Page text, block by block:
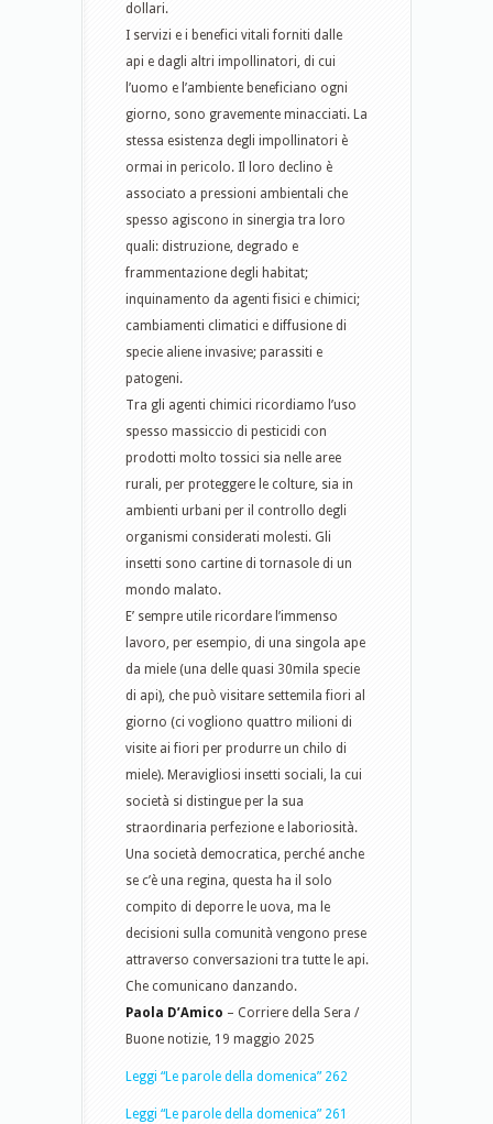
dollari.
I servizi e i benefici vitali forniti dalle
api e dagli altri impollinatori, di cui
l’uomo e l’ambiente beneficiano ogni
giorno, sono gravemente minacciati. La
stessa esistenza degli impollinatori è
ormai in pericolo. Il loro declino è
associato a pressioni ambientali che
spesso agiscono in sinergia tra loro
quali: distruzione, degrado e
frammentazione degli habitat;
inquinamento da agenti fisici e chimici;
cambiamenti climatici e diffusione di
specie aliene invasive; parassiti e
patogeni.
Tra gli agenti chimici ricordiamo l’uso
spesso massiccio di pesticidi con
prodotti molto tossici sia nelle aree
rurali, per proteggere le colture, sia in
ambienti urbani per il controllo degli
organismi considerati molesti. Gli
insetti sono cartine di tornasole di un
mondo malato.
E’ sempre utile ricordare l’immenso
lavoro, per esempio, di una singola ape
da miele (una delle quasi 30mila specie
di api), che può visitare settemila fiori al
giorno (ci vogliono quattro milioni di
visite ai fiori per produrre un chilo di
miele). Meravigliosi insetti sociali, la cui
società si distingue per la sua
straordinaria perfezione e laboriosità.
Una società democratica, perché anche
se c’è una regina, questa ha il solo
compito di deporre le uova, ma le
decisioni sulla comunità vengono prese
attraverso conversazioni tra tutte le api.
Che comunicano danzando.
Paola D’Amico – Corriere della Sera /
Buone notizie, 19 maggio 2025
Leggi “Le parole della domenica” 262
Leggi “Le parole della domenica” 261